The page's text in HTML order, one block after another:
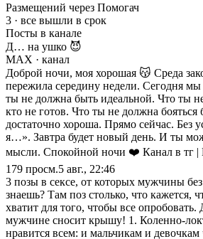
Размещений через Помогач
3 · все вышли в срок
Посты в канале
Д… на ушко 😈
MAX · канал
Доброй ночи, моя хорошая 😽 Среда
пережила середину недели. Сегодня
ты не должна быть идеальной. Что ты
кто не готов. Что ты не должна
достаточно хороша. Прямо сейчас. Без
я…». Завтра будет новый день. И ты
мысли. Спокойной ночи ❤️ Канал в тг
179 просм.5 авг., 22:46
3 позы в сексе, от которых мужчины
знаешь? Там поз столько, что кажется,
хватит для того, чтобы все
мужчине сносит крышу! 1. Коленно-
нравится всем: и мальчикам и